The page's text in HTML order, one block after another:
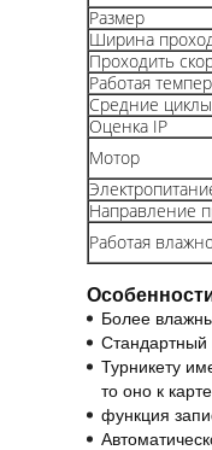
Размер
Ширина
Проходить
Работая
Средние
Оценка IP
Мотор
Направление
Работая
Более
Стандартный
Турникету
то оно к
функция